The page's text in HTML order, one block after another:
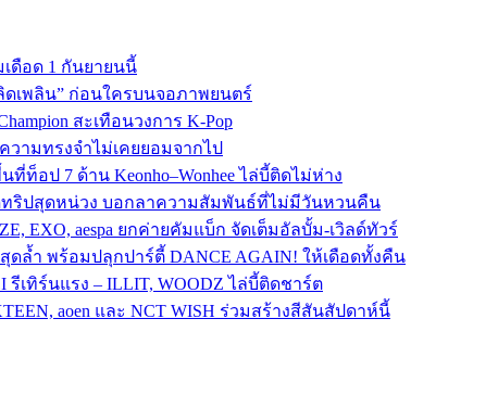
ดือด 1 กันยายนนี้
ดเพลิน” ก่อนใครบนจอภาพยนตร์
สะเทือนวงการ K‑Pop
ามทรงจำไม่เคยยอมจากไป
ท็อป 7 ด้าน Keonho–Wonhee ไล่บี้ติดไม่ห่าง
ทริปสุดหน่วง บอกลาความสัมพันธ์ที่ไม่มีวันหวนคืน
EXO, aespa ยกค่ายคัมแบ็ก จัดเต็มอัลบั้ม-เวิลด์ทัวร์
ดล้ำ พร้อมปลุกปาร์ตี้ DANCE AGAIN! ให้เดือดทั้งคืน
รีเทิร์นแรง – ILLIT, WOODZ ไล่บี้ติดชาร์ต
aoen และ NCT WISH ร่วมสร้างสีสันสัปดาห์นี้